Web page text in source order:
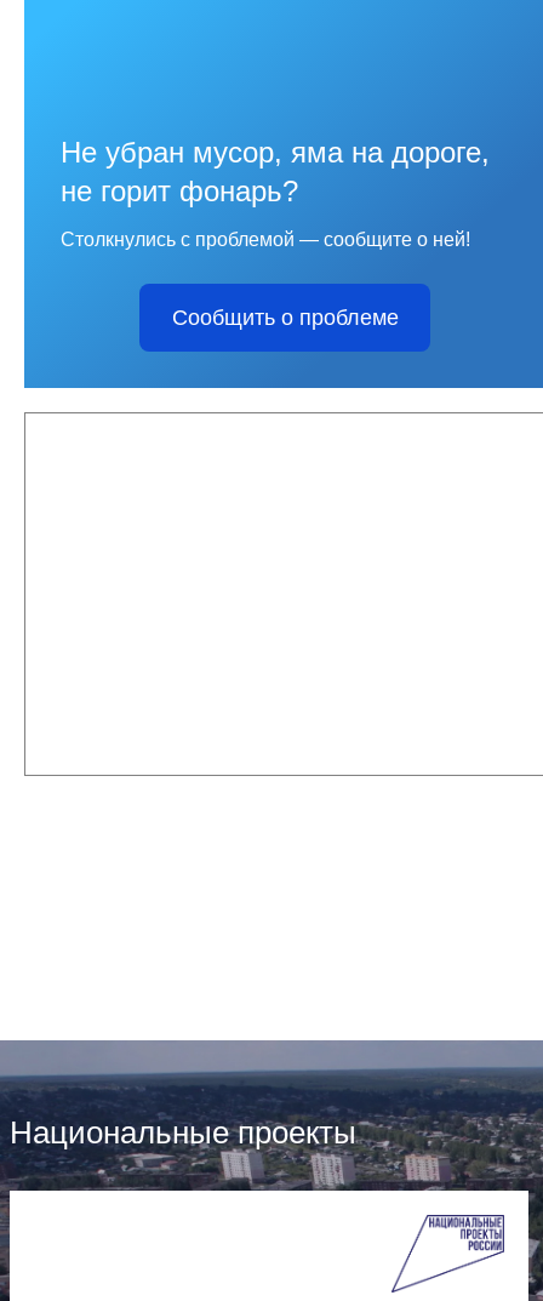
Не убран мусор, яма на дороге,
не горит фонарь?
Столкнулись с проблемой — сообщите о ней!
Сообщить о проблеме
Национальные проекты